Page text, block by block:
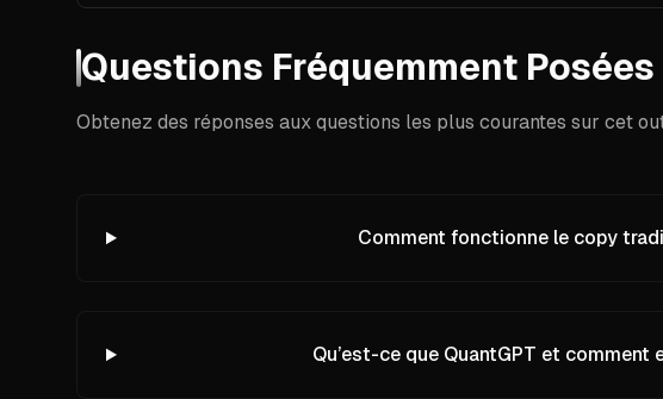
Questions Fréquemment Posées
Obtenez des réponses aux questions les plus courantes sur cet
Comment fonctionne le copy
Qu’est-ce que QuantGPT et